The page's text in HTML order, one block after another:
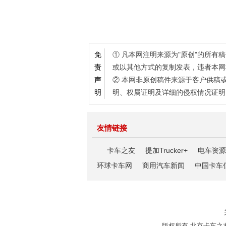
免
责
声
明
① 凡本网注明来源为"原创"的所有
或以其他方式的复制发表，违者本
② 本网非原创稿件来源于客户供稿
明、权属证明及详细的侵权情况证
友情链接
卡车之友 提加Trucker+
电车资源
环球卡车网
商用汽车新闻 中国卡车